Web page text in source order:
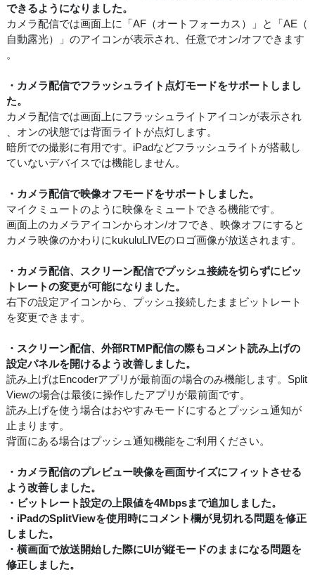
できるようになりました。
カメラ配信では画面上に「AF（オートフォーカス）」と「AE（
自動露光）」のアイコンが表示され、任意でオン/オフできます
。
・カメラ配信でフラッシュライト点灯モードをサポートしまし
た。
カメラ配信では画面上にフラッシュライトアイコンが表示され
、オンの状態では背面ライトが点灯します。
暗所での撮影に有用です。iPadなどフラッシュライトが搭載し
ていないデバイスでは機能しません。
・カメラ配信で映像オフモードをサポートしました。
マイクミュートのように映像をミュートできる機能です。
画面上のカメラアイコンからオン/オフでき、映像オフにすると
カメラ映像のかわりにkukuluLIVEのロゴ画像が放送されます。
・カメラ配信、スクリーン配信でプッシュ接続を切らずにビッ
トレートの変更が可能になりました。
右下の設定アイコンから、プッシュ接続したままビットレート
を変更できます。
・スクリーン配信、外部RTMP配信の際もコメント読み上げの
設定パネルを開けるよう改善しました。
読み上げはEncoderアプリが最前面の場合のみ機能します。Split
Viewの場合は最後に操作したアプリが最前面です。
読み上げを使う場合はおやすみモードにするとプッシュ通知が
止まります。
背面にある場合はプッシュ通知機能をご利用ください。
・カメラ配信のプレビュー映像を画面サイズにフィットさせる
よう改善しました。
・ビットレート設定の上限値を4Mbpsまで追加しました。
・iPadのSplitViewを使用時にコメント欄が見切れる問題を修正
しました。
・横画面で放送開始した際にUIが縦モードのままになる問題を
修正しました。